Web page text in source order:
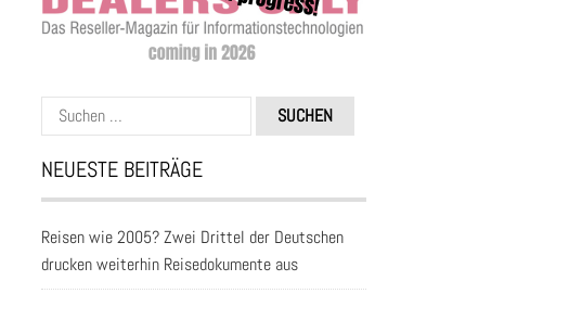
Suchen
nach:
NEUESTE BEITRÄGE
Reisen wie 2005? Zwei Drittel der Deutschen
drucken weiterhin Reisedokumente aus